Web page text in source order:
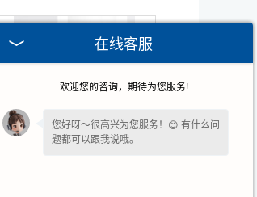
在线客服
欢迎您的咨询，期待为您服务!
您好呀～很高兴为您服务！😊 有什么问
题都可以跟我说哦。